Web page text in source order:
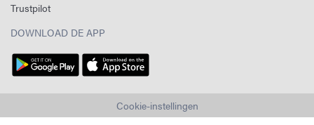
Trustpilot
DOWNLOAD DE APP
Cookie-instellingen